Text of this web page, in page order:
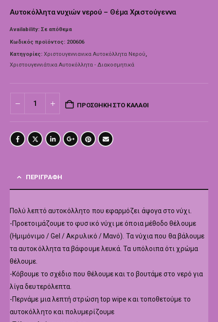
Αυτοκόλλητα νυχιών νερού – Θέμα Χριστούγεννα
Availability: Σε απόθεμα
Κωδικός προϊόντος: 200606
Κατηγορίες: Χριστουγεννιανικα Αυτοκόλλητα Νερού,
Χριστουγεννιάτικα Αυτοκόλλητα - Διακοσμητικά
ΠΡΟΣΘΉΚΗ ΣΤΟ ΚΑΛΆΘΙ
ΠΕΡΙΓΡΑΦΉ
Πολύ λεπτό αυτοκόλλητο που εφαρμόζει άψογα στο νύχι.
-Προετοιμάζουμε το φυσικό νύχι με όποια μέθοδο θέλουμε
(Ημιμόνιμο / Gel / Ακρυλικό / Μανό). Τα νύχια που θα βάλουμε
τα αυτοκόλλητα τα βάφουμε λευκά. Τα υπόλοιπα ότι χρώμα
θέλουμε.
-Κόβουμε το σχέδιο που θέλουμε και το βουτάμε στο νερό για
λίγα δευτερόλεπτα.
-Περνάμε μια λεπτή στρώση top wipe και τοποθετούμε το
αυτοκόλλητο και πολυμερίζουμε